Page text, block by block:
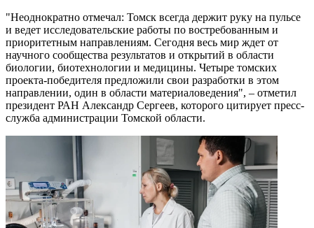
"Неоднократно отмечал: Томск всегда держит руку на пульсе
и ведет исследовательские работы по востребованным и
приоритетным направлениям. Сегодня весь мир ждет от
научного сообщества результатов и открытий в области
биологии, биотехнологии и медицины. Четыре томских
проекта-победителя предложили свои разработки в этом
направлении, один в области материаловедения", – отметил
президент РАН Александр Сергеев, которого цитирует пресс-
служба администрации Томской области.